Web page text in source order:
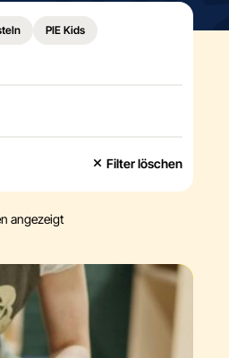
PIE Kids
Filter löschen
angezeigt